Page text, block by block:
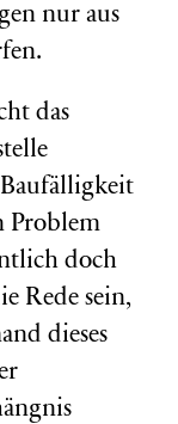
nur aus
das
Problem
doch
Rede sein,
dieses